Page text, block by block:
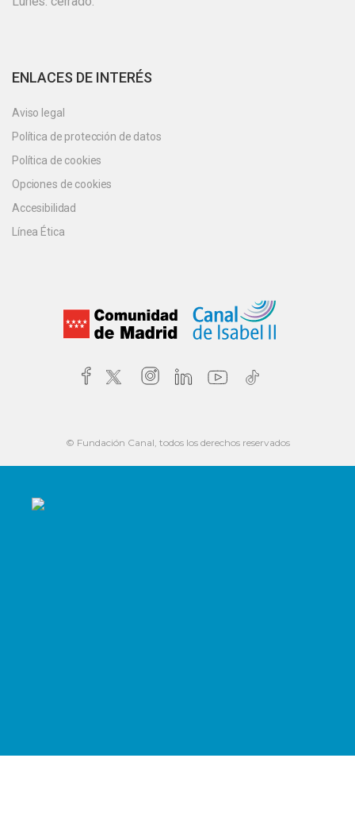
ENLACES DE INTERÉS
Aviso legal
Política de protección de datos
Política de cookies
Opciones de cookies
Accesibilidad
Línea Ética
© Fundación Canal, todos los derechos reservados